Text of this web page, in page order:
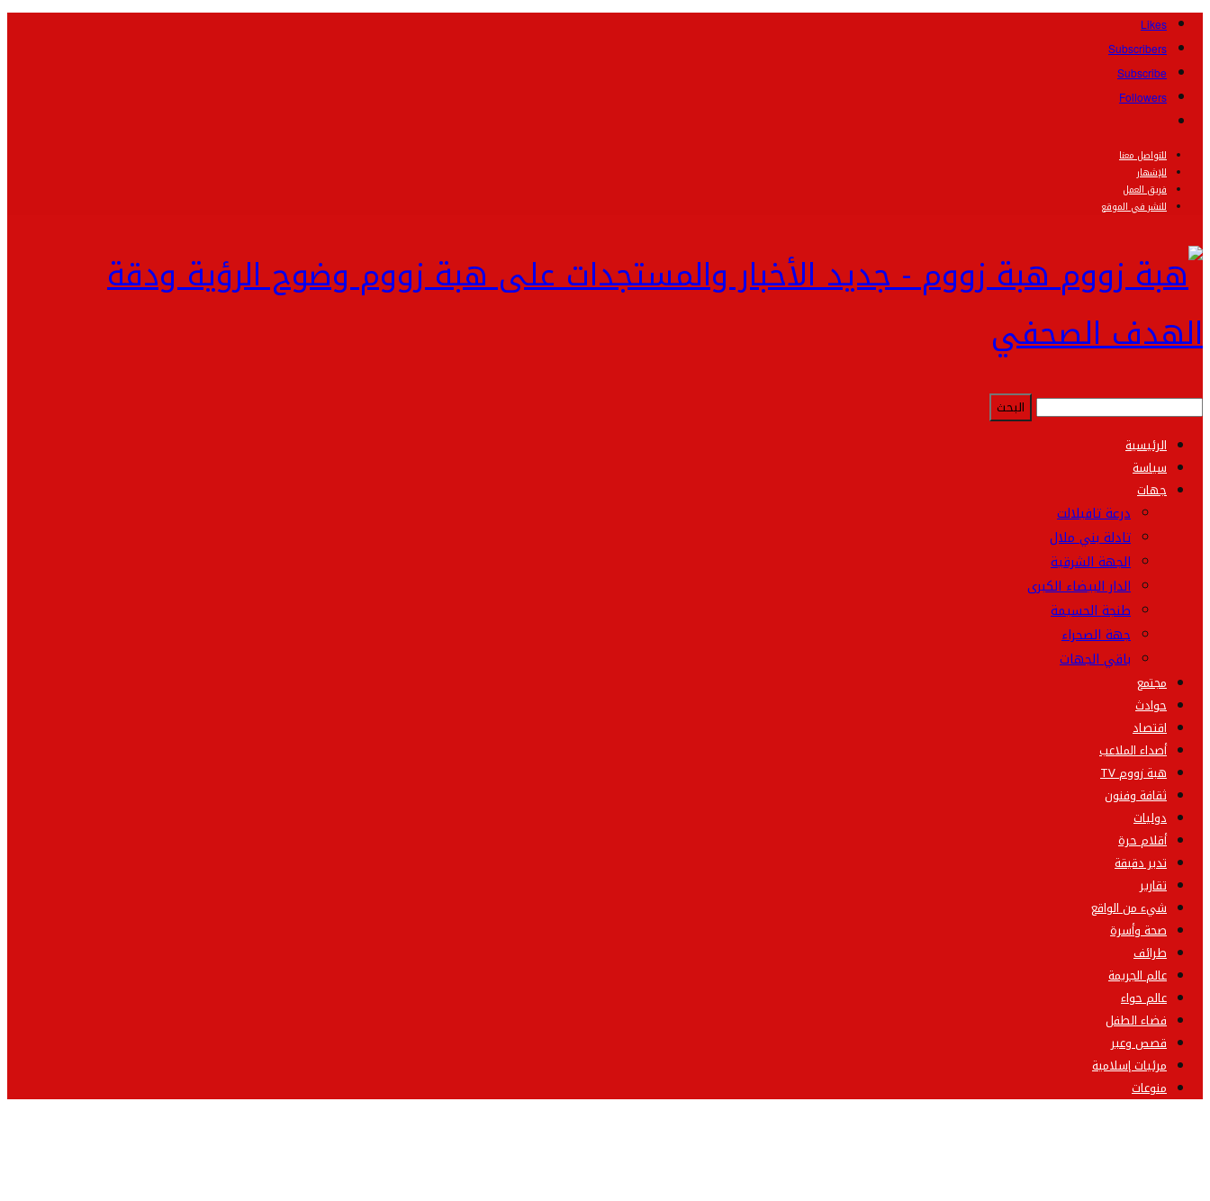
Likes
Subscribers
Subscribe
Followers
للتواصل معنا
للإشهار
فريق العمل
للنشر في الموقع
هبة زووم - جديد الأخبار والمستجدات على هبة زووم وضوح الرؤية ودقة
الهدف الصحفي
الرئيسية
سياسة
جهات
درعة تافيلالت
تادلة بني ملال
الجهة الشرقية
الدار البيضاء الكبرى
طنجة الحسيمة
جهة الصحراء
باقي الجهات
مجتمع
حوادث
اقتصاد
أصداء الملاعب
هبة زووم TV
ثقافة وفنون
دوليات
أقلام حرة
تدبر دقيقة
تقارير
شيء من الواقع
صحة وأسرة
طرائف
عالم الجريمة
عالم حواء
فضاء الطفل
قصص وعبر
مرئيات إسلامية
منوعات